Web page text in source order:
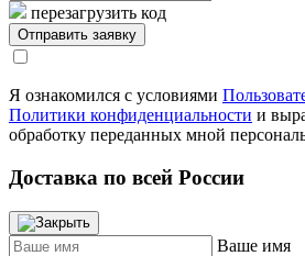
перезагрузить код
Я ознакомился с условиями
Политики конфиденциальности и
обработку переданных мной
Доставка по всей России
Ваше имя